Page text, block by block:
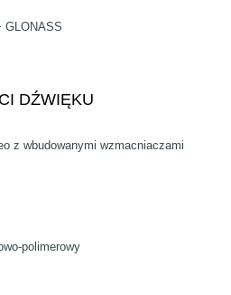
GLONASS
DŹWIĘKU
z wbudowanymi wzmacniaczami
polimerowy